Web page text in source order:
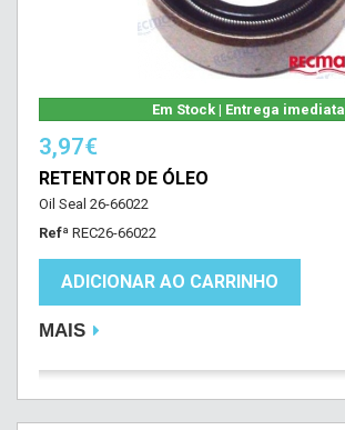
Em Stock | Entrega imediata
3,97€
RETENTOR DE ÓLEO
Oil Seal 26-66022
Refª REC26-66022
ADICIONAR AO CARRINHO
MAIS